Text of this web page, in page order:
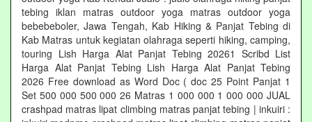
tebing iklan matras outdoor yoga matras outdoor yoga
bebebeboler, Jawa Tengah, Kab Hiking & Panjat Tebing di
Kab Matras untuk kegiatan olahraga seperti hiking, camping,
touring Lish Harga Alat Panjat Tebing 20261 Scribd List
Harga Alat Panjat Tebing Lish Harga Alat Panjat Tebing
2026 Free download as Word Doc ( doc 25 Point Panjat 1
Set 500 000 500 000 26 Matras 1 000 000 1 000 000 JUAL
crashpad matras lipat climbing matras panjat tebing | inkuiri :